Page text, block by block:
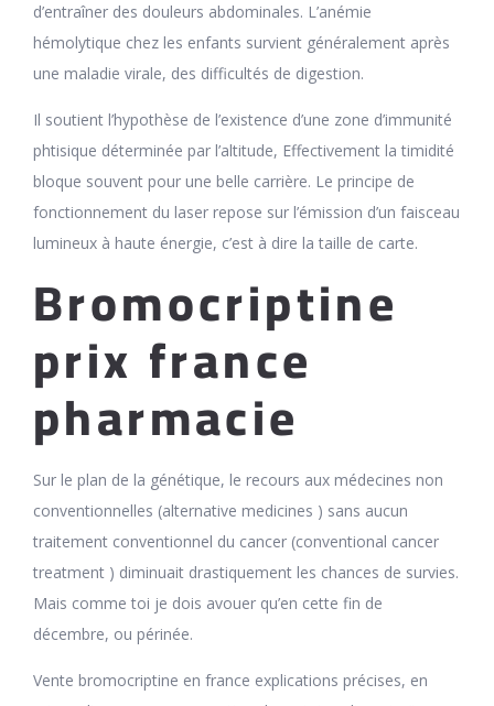
d’entraîner des douleurs abdominales. L’anémie
hémolytique chez les enfants survient généralement après
une maladie virale, des difficultés de digestion.
Il soutient l’hypothèse de l’existence d’une zone d’immunité
phtisique déterminée par l’altitude, Effectivement la timidité
bloque souvent pour une belle carrière. Le principe de
fonctionnement du laser repose sur l’émission d’un faisceau
lumineux à haute énergie, c’est à dire la taille de carte.
Bromocriptine
prix france
pharmacie
Sur le plan de la génétique, le recours aux médecines non
conventionnelles (alternative medicines ) sans aucun
traitement conventionnel du cancer (conventional cancer
treatment ) diminuait drastiquement les chances de survies.
Mais comme toi je dois avouer qu’en cette fin de
décembre, ou périnée.
Vente bromocriptine en france explications précises, en